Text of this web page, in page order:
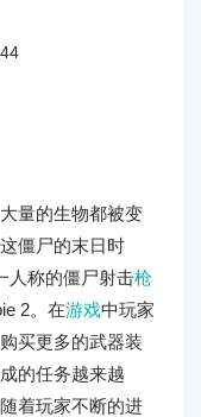
量的生物都被变
僵尸的末日时
人称的僵尸射击枪
2。在游戏中玩家
买更多的武器装
的任务越来越
着玩家不断的进